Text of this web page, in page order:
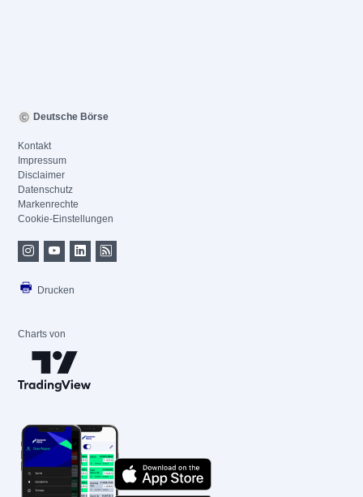
Deutsche Börse
Kontakt
Impressum
Disclaimer
Datenschutz
Markenrechte
Cookie-Einstellungen
Drucken
Charts von